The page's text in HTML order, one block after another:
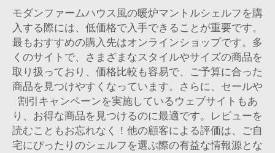
モダンファームハウス風の暖炉マントルシェルフを購
入する際には、低価格で入手できることが重要です。
最もおすすめの購入先はオンラインショップです。多
くのサイトで、さまざまなスタイルやサイズの商品を
取り扱っており、価格比較も容易で、ご予算に合った
商品を見つけやすくなっています。さらに、セールや
割引キャンペーンを実施しているウェブサイトもあ
り、お得な商品を見つけるのに最適です。レビューを
読むこともお忘れなく！他の顧客による評価は、ご自
宅にぴったりのシェルフを選ぶ際の有益な情報源とな